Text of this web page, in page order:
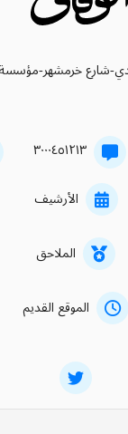
شارع خرمشهر-مؤسسة
۳۰۰۰٤٥۱۲۱۳
الأرشيف
الملاحق
الموقع القديم